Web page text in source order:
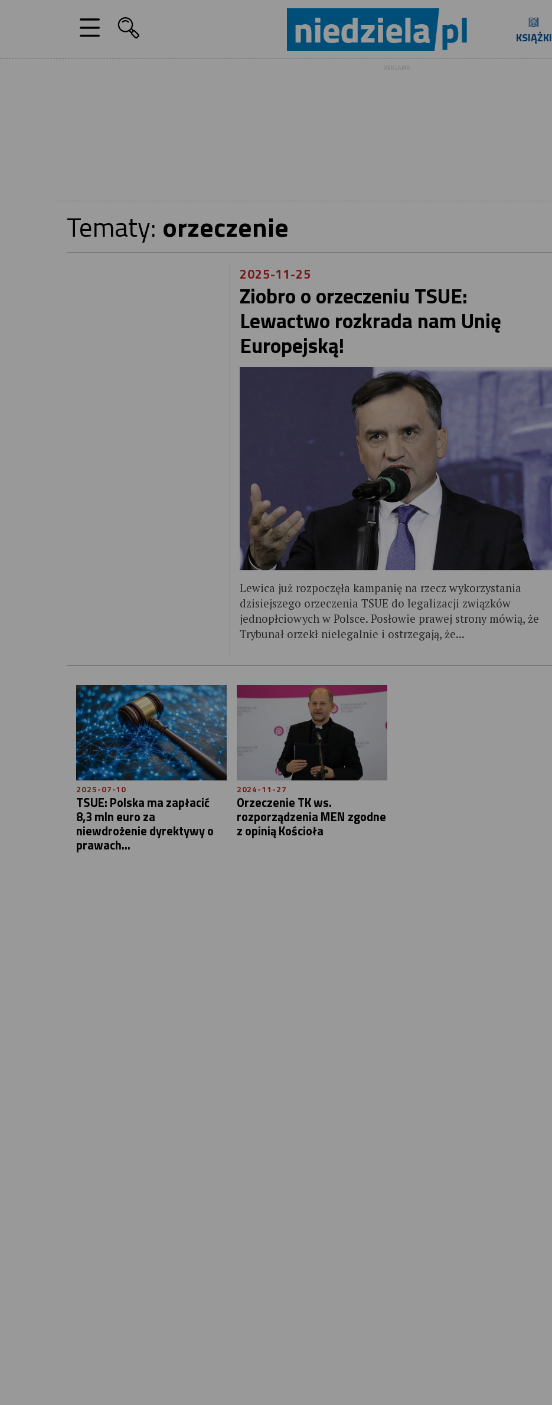
KSIĄŻKI
REKLAMA
Tematy: orzeczenie
2025-11-25
Ziobro o orzeczeniu TSUE:
Lewactwo rozkrada nam Unię
Europejską!
Lewica już rozpoczęła kampanię na rzecz wykorzystania
dzisiejszego orzeczenia TSUE do legalizacji związków
jednopłciowych w Polsce. Posłowie prawej strony mówią, że
Trybunał orzekł nielegalnie i ostrzegają, że...
2025-07-10
TSUE: Polska ma zapłacić
8,3 mln euro za
niewdrożenie dyrektywy o
prawach...
2024-11-27
Orzeczenie TK ws.
rozporządzenia MEN zgodne
z opinią Kościoła